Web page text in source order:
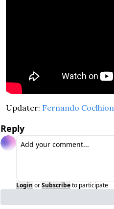
Updater: Fernando Coelhion
Reply
Login orSubscribeto participate